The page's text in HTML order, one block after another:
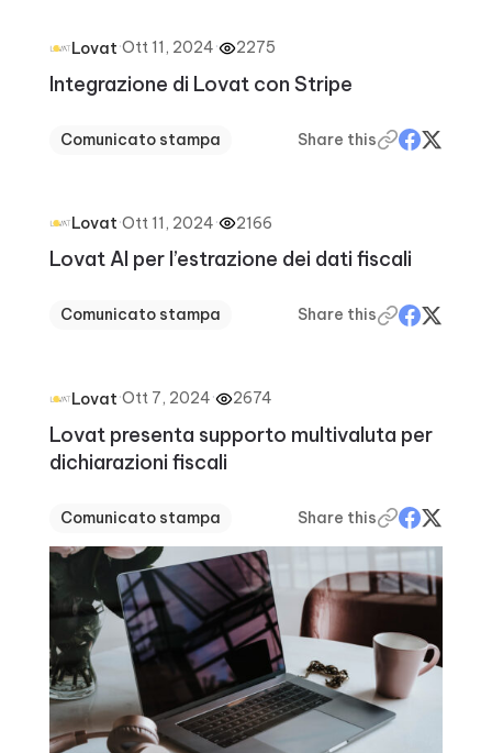
Lovat·Ott 11, 2024· 2275
Integrazione di Lovat con Stripe
Comunicato stampa Share this
Lovat·Ott 11, 2024· 2166
Lovat AI per l’estrazione dei dati fiscali
Comunicato stampa Share this
Lovat·Ott 7, 2024· 2674
Lovat presenta supporto multivaluta per
dichiarazioni fiscali
Comunicato stampa Share this